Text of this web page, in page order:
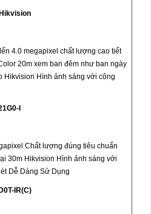
4.0 megapixel chất lượng cao tiết
20m xem ban đêm như ban ngày
Hikvision Hình ảnh sáng với công
I
Chất lượng đúng tiêu chuẩn
30m Hikvision Hình ảnh sáng với
Dễ Dàng Sử Dụng
IR(C)